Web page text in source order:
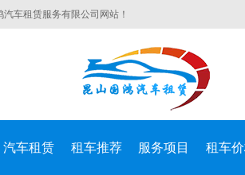
车租赁服务有限公司网站！
汽车租赁服务有限公司
汽车租赁 租车推荐 服务项目 租车